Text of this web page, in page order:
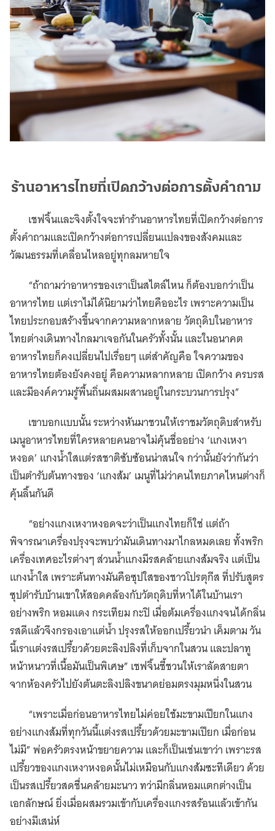
ร้านอาหารไทยที่เปิดกว้างต่อการตั้งคำถาม
เชฟจิ้นและจิงตั้งใจจะทำร้านอาหารไทยที่เปิดกว้างต่อการ
ตั้งคำถามและเปิดกว้างต่อการเปลี่ยนแปลงของสังคมและ
วัฒนธรรมที่เคลื่อนไหลอยู่ทุกลมหายใจ
“ถ้าถามว่าอาหารของเราเป็นสไตล์ไหน ก็ต้องบอกว่าเป็น
อาหารไทย แต่เราไม่ได้นิยามว่าไทยคืออะไร เพราะความเป็น
ไทยประกอบสร้างขึ้นจากความหลากหลาย วัตถุดิบในอาหาร
ไทยต่างเดินทางไกลมาเจอกันในครัวทั้งนั้น และในอนาคต
อาหารไทยก็คงเปลี่ยนไปเรื่อยๆ แต่สำคัญคือ ใจความของ
อาหารไทยต้องยังคงอยู่ คือความหลากหลาย เปิดกว้าง ครบรส
และมีองค์ความรู้พื้นถิ่นผสมผสานอยู่ในกระบวนการปรุง”
เขาบอกแบบนั้น ระหว่างหันมาชวนให้เราชมวัตถุดิบสำหรับ
เมนูอาหารไทยที่ใครหลายคนอาจไม่คุ้นชื่ออย่าง ‘แกงเหงา
หงอด’ แกงน้ำใสแต่รสชาติซับซ้อนน่าสนใจ กว่านั้นยังว่ากันว่า
เป็นตำรับต้นทางของ ‘แกงส้ม’ เมนูที่ไม่ว่าคนไทยภาคไหนต่างก็
คุ้นลิ้นกันดี
“อย่างแกงเหงาหงอดจะว่าเป็นแกงไทยก็ใช่ แต่ถ้า
พิจารณาเครื่องปรุงจะพบว่ามันเดินทางมาไกลหมดเลย ทั้งพริก
เครื่องเทศอะไรต่างๆ ส่วนน้ำแกงมีรสคล้ายแกงส้มจริง แต่เป็น
แกงน้ำใส เพราะต้นทางมันคือซุปใสของชาวโปรตุกีส ที่ปรับสูตร
ซุปตำรับบ้านเขาให้สอดคล้องกับวัตถุดิบที่หาได้ในบ้านเรา
อย่างพริก หอมแดง กระเทียม กะปิ เมื่อต้มเครื่องแกงจนได้กลิ่น
รสดีแล้วจึงกรองเอาแต่น้ำ ปรุงรสให้ออกเปรี้ยวนำ เค็มตาม วัน
นี้เราแต่งรสเปรี้ยวด้วยตะลิงปลิงที่เก็บจากในสวน และปลาทู
หน้าหนาวที่เนื้อมันเป็นพิเศษ” เชฟจิ้นชี้ชวนให้เราลัดสายตา
จากห้องครัวไปยังต้นตะลิงปลิงขนาดย่อมตรงมุมหนึ่งในสวน
“เพราะเมื่อก่อนอาหารไทยไม่ค่อยใช้มะขามเปียกในแกง
อย่างแกงส้มที่ทุกวันนี้แต่งรสเปรี้ยวด้วยมะขามเปียก เมื่อก่อน
ไม่มี” พ่อครัวตรงหน้าขยายความ และก็เป็นเช่นเขาว่า เพราะรส
เปรี้ยวของแกงเหงาหงอดนั้นไม่เหมือนกับแกงส้มซะทีเดียว ด้วย
เป็นรสเปรี้ยวสดชื่นคล้ายมะนาว ทว่ามีกลิ่นหอมแตกต่างเป็น
เอกลักษณ์ ยิ่งเมื่อผสมรวมเข้ากับเครื่องแกงรสร้อนแล้วเข้ากัน
อย่างมีเสน่ห์